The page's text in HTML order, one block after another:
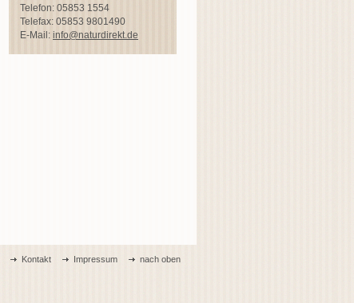
Telefon: 05853 1554
Telefax: 05853 9801490
E-Mail: info@naturdirekt.de
Kontakt Impressum nach oben